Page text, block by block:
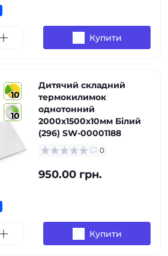
Купити
10
10
Дитячий складний
термокилимок
однотонний
2000х1500х10мм Білий
(296) SW-00001188
0
950.00 грн.
Купити